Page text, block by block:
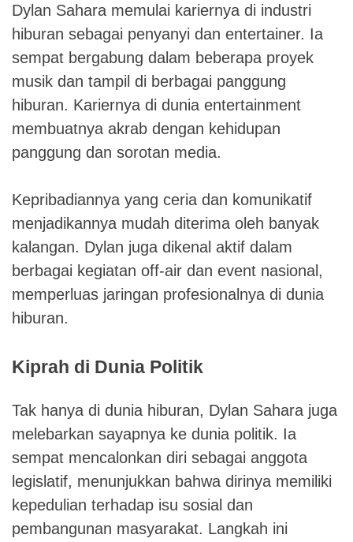
Dylan Sahara memulai kariernya di industri
hiburan sebagai penyanyi dan entertainer. Ia
sempat bergabung dalam beberapa proyek
musik dan tampil di berbagai panggung
hiburan. Kariernya di dunia entertainment
membuatnya akrab dengan kehidupan
panggung dan sorotan media.
Kepribadiannya yang ceria dan komunikatif
menjadikannya mudah diterima oleh banyak
kalangan. Dylan juga dikenal aktif dalam
berbagai kegiatan off-air dan event nasional,
memperluas jaringan profesionalnya di dunia
hiburan.
Kiprah di Dunia Politik
Tak hanya di dunia hiburan, Dylan Sahara juga
melebarkan sayapnya ke dunia politik. Ia
sempat mencalonkan diri sebagai anggota
legislatif, menunjukkan bahwa dirinya memiliki
kepedulian terhadap isu sosial dan
pembangunan masyarakat. Langkah ini